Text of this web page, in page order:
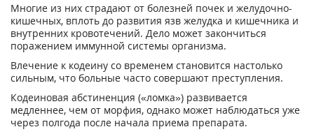
Многие из них страдают от болезней почек и желудочно-
кишечных, вплоть до развития язв желудка и кишечника и
внутренних кровотечений. Дело может закончиться
поражением иммунной системы организма.
Влечение к кодеину со временем становится настолько
сильным, что больные часто совершают преступления.
Кодеиновая абстиненция («ломка») развивается
медленнее, чем от морфия, однако может наблюдаться уже
через полгода после начала приема препарата.